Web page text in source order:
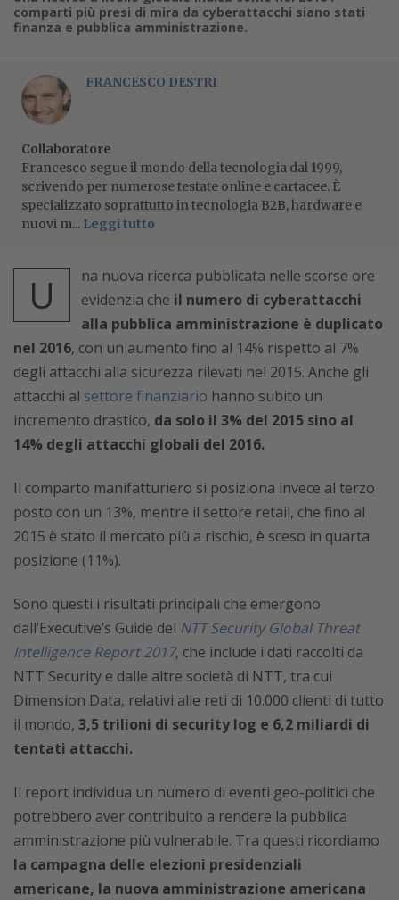
comparti più presi di mira da cyberattacchi siano stati
finanza e pubblica amministrazione.
FRANCESCO DESTRI
Collaboratore
Francesco segue il mondo della tecnologia dal 1999,
scrivendo per numerose testate online e cartacee. È
specializzato soprattutto in tecnologia B2B, hardware e
nuovi m... Leggi tutto
U
na nuova ricerca pubblicata nelle scorse ore
evidenzia che il numero di cyberattacchi
alla pubblica amministrazione è duplicato
nel 2016, con un aumento fino al 14% rispetto al 7%
degli attacchi alla sicurezza rilevati nel 2015. Anche gli
attacchi al settore finanziario hanno subito un
incremento drastico, da solo il 3% del 2015 sino al
14% degli attacchi globali del 2016.
Il comparto manifatturiero si posiziona invece al terzo
posto con un 13%, mentre il settore retail, che fino al
2015 è stato il mercato più a rischio, è sceso in quarta
posizione (11%).
Sono questi i risultati principali che emergono
dall’Executive’s Guide del NTT Security Global Threat
Intelligence Report 2017, che include i dati raccolti da
NTT Security e dalle altre società di NTT, tra cui
Dimension Data, relativi alle reti di 10.000 clienti di tutto
il mondo, 3,5 trilioni di security log e 6,2 miliardi di
tentati attacchi.
Il report individua un numero di eventi geo-politici che
potrebbero aver contribuito a rendere la pubblica
amministrazione più vulnerabile. Tra questi ricordiamo
la campagna delle elezioni presidenziali
americane, la nuova amministrazione americana